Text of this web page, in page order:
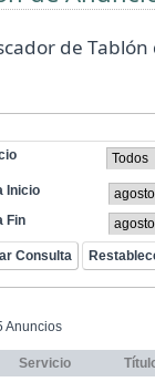
de
Inicio
Fin
Anuncios
Servicio